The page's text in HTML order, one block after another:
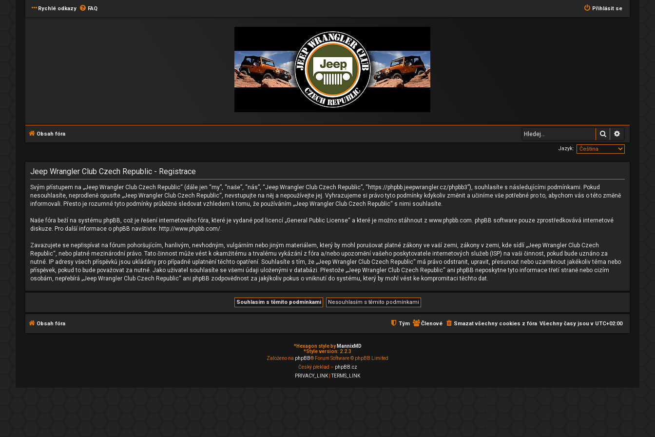
Rychlé odkazy FAQ Přihlásit se
Obsah fóra Hledat
Jazyk:
Jeep Wrangler Club Czech Republic - Registrace
Svým přístupem na „Jeep Wrangler Club Czech Republic“ (dále jen “my”, “naše”, “nás”, “Jeep Wrangler Club Czech Republic”, “https://phpbb.jeepwrangler.cz/phpbb3”), souhlasíte s následujícími podmínkami. Pokud
nesouhlasíte, neprodleně opusťte „Jeep Wrangler Club Czech Republic“, nevstupujte na něj a nepoužívejte jej. Vyhrazujeme si právo tyto podmínky kdykoliv změnit a učiníme vše potřebné pro to, abychom vás o této změně
informovali. Přesto je rozumné tyto podmínky průběžně sledovat vzhledem k tomu, že používáním „Jeep Wrangler Club Czech Republic“ s nimi souhlasíte.
Naše fóra beží na systému phpBB, což je řešení internetového fóra, které je vydané pod licencí „General Public License“ a které je možno stáhnout z www.phpbb.com . phpBB software pouze zprostředkovává internetové
diskuze. Pro další informace o phpBB navštivte: http://www.phpbb.com/
Zavazujete se nepřispívat na fórum pohoršujícím, hanlivým, nevhodným, vulgárním nebo jiným materiálem, který by mohl porušovat platné zákony ve vaší zemi, zákony v zemi, kde sídlí „Jeep Wrangler Club Czech
Republic“, nebo platné mezinárodní právo. Tato činnost může vést k okamžitému a trvalému vykázání z fóra a/nebo upozornění vašeho poskytovatele internetových služeb (ISP) na vaši činnost, pokud bude uznáno za
nutné. IP adresy všech příspěvků jsou ukládány pro případné uplatnění těchto opatření. Souhlasíte s tím, že „Jeep Wrangler Club Czech Republic“ má právo odstranit, upravit, přesunout nebo uzamknout jakékoliv téma nebo
příspěvek, pokud to bude považovat za nutné. Jako uživatel souhlasíte se všemi údaji uloženými v databázi. Přestože „Jeep Wrangler Club Czech Republic“ ani phpBB neposkytne tyto informace třetí straně nebo cizím
osobám, nepřebírá „Jeep Wrangler Club Czech Republic“ ani phpBB zodpovědnost za jakýkoliv pokus o vniknutí do systému, který by mohl vést ke kompromitaci těchto dat.
Obsah fóra Všechny časy jsou v UTC+02:00
Smazat všechny cookies z fóra
Členové
Tým
*Hexagon style by MannixMD
*Style version: 2.2.3
Založeno na phpBB® Forum Software © phpBB Limited
Český překlad – phpBB.cz
PRIVACY_LINK |TERMS_LINK